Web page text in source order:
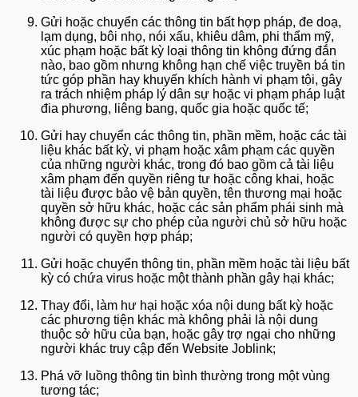
Gửi hoặc chuyển các thông tin bất hợp pháp, đe doạ,
lạm dụng, bôi nhọ, nói xấu, khiêu dâm, phi thẩm mỹ,
xúc phạm hoặc bất kỳ loại thông tin không đứng đắn
nào, bao gồm nhưng không hạn chế việc truyền bá tin
tức góp phần hay khuyến khích hành vi phạm tội, gây
ra trách nhiệm pháp lý dân sự hoặc vi phạm pháp luật
đia phương, liêng bang, quốc gia hoặc quốc tế;
Gửi hay chuyển các thông tin, phần mềm, hoặc các tài
liệu khác bất kỳ, vi phạm hoặc xâm phạm các quyền
của những người khác, trong đó bao gồm cả tài liệu
xâm phạm đến quyền riêng tư hoặc công khai, hoặc
tài liệu được bảo vệ bản quyền, tên thương mại hoặc
quyền sở hữu khác, hoặc các sản phẩm phái sinh mà
không được sự cho phép của người chủ sở hữu hoặc
người có quyền hợp pháp;
Gửi hoặc chuyển thông tin, phần mềm hoặc tài liệu bất
kỳ có chứa virus hoặc một thành phần gây hại khác;
Thay đổi, làm hư hại hoặc xóa nội dung bất kỳ hoặc
các phương tiện khác mà không phải là nội dung
thuộc sở hữu của bạn, hoặc gây trợ ngại cho những
người khác truy cập đến Website Joblink;
Phá vỡ luồng thông tin bình thường trong một vùng
tương tác;